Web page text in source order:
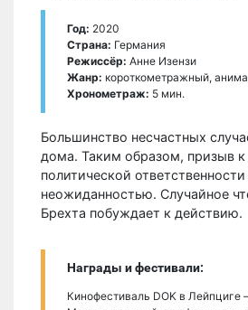
Год: 2020
Страна: Германия
Режиссёр: Анне Изензи
Жанр: короткометражный,
Хронометраж: 5 мин.
Большинство несчастных
дома. Таким образом, призыв к
политической
неожиданностью. Случайное
Брехта побуждает к действию.
Награды и фестивали:
Кинофестиваль DOK в Лейпциге